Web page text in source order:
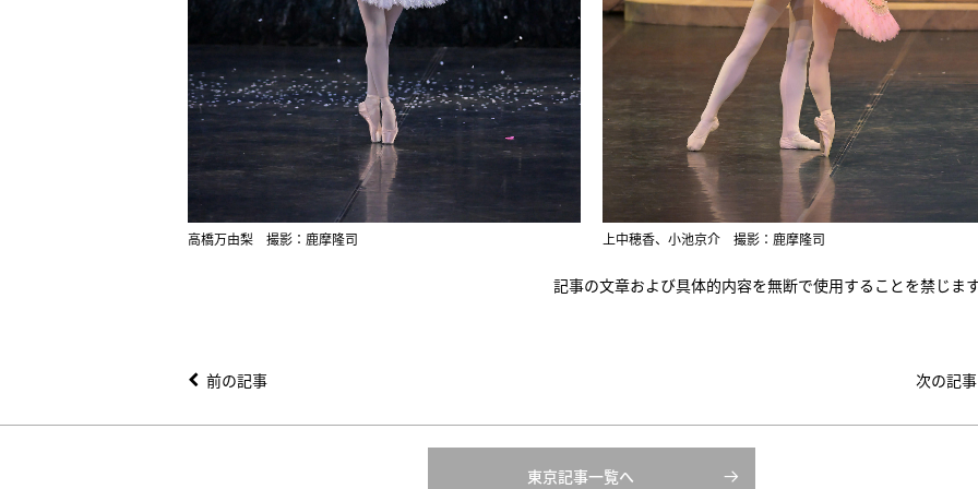
高橋万由梨 撮影：鹿摩隆司 上中穂香、小池京介 撮影：鹿摩隆司
記事の文章および具体的内容を無断で使用することを禁じま
前の記事 次の記事
東京記事一覧へ